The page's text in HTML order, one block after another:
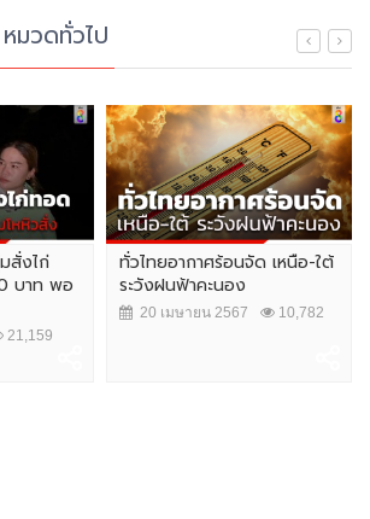
มวดทั่วไป
สั่งไก่
บาท พอ
21,159
ทั่วไทยอากาศร้อนจัด เหนือ-ใต้
ระวังฝนฟ้าคะนอง
20 เมษายน 2567 10,782